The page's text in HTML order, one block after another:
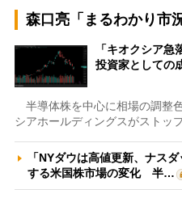
森口亮「まるわかり市
「キオクシア
投資家として
半導体株を中心に相場の調整
シアホールディングスがストッ
「NYダウは高値更新、ナス
する米国株市場の変化 半…